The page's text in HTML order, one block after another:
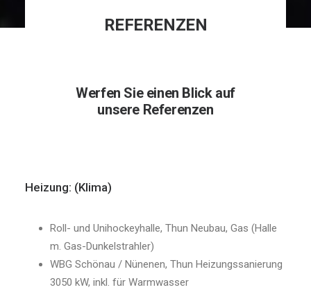
REFERENZEN
Werfen Sie einen Blick auf
unsere Referenzen
Heizung: (Klima)
Roll- und Unihockeyhalle, Thun Neubau, Gas (Halle
m. Gas-Dunkelstrahler)
WBG Schönau / Nünenen, Thun Heizungssanierung
3050 kW, inkl. für Warmwasser